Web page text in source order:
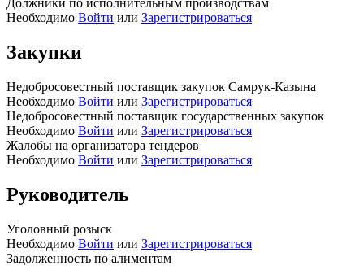
Должники по исполнительным производствам
Необходимо Войти или Зарегистрироваться
Закупки
Недобросовестный поставщик закупок Самрук-Казына
Необходимо Войти или Зарегистрироваться
Недобросовестный поставщик государственных закупок
Необходимо Войти или Зарегистрироваться
Жалобы на организатора тендеров
Необходимо Войти или Зарегистрироваться
Руководитель
Уголовный розыск
Необходимо Войти или Зарегистрироваться
Задолженность по алиментам